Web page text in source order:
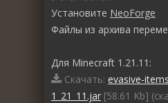
Установите NeoForge
Файлы из архива
Для Minecraft 1.21.11:
Скачать: evasive-
1_21_11.jar [58.61 Kb]